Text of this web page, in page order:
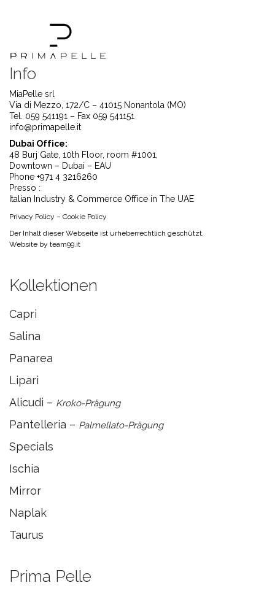
Info
MiaPelle srl
Via di Mezzo, 172/C – 41015 Nonantola (MO)
Tel. 059 541191 – Fax 059 541151
info@primapelle.it
Dubai Office:
48 Burj Gate, 10th Floor, room #1001,
Downtown – Dubai – EAU
Phone +971 4 3216260
Presso :
Italian Industry & Commerce Office in The UAE
Privacy Policy – Cookie Policy
Der Inhalt dieser Webseite ist urheberrechtlich geschützt.
Website by team99.it
Kollektionen
Capri
Salina
Panarea
Lipari
Alicudi – Kroko-Prägung
Pantelleria – Palmellato-Prägung
Specials
Ischia
Mirror
Naplak
Taurus
Prima Pelle